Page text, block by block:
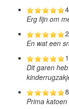
Erg fijn om
En wat een
Dit garen
Prima